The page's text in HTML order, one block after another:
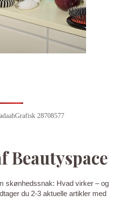
28708577
Beautyspace
skønhedssnak: Hvad virker – og
du 2-3 aktuelle artikler med